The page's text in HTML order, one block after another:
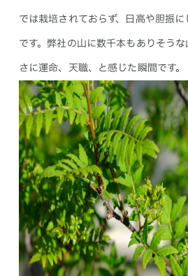
では栽培されておらず、日高や胆振
です。弊社の山に数千本もありそう
さに運命、天職、と感じた瞬間です。